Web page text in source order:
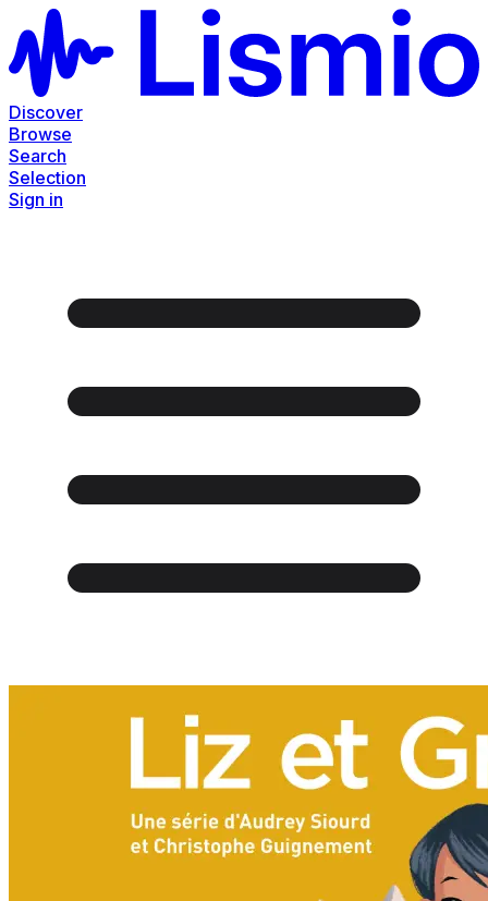
Discover
Browse
Search
Selection
Sign in